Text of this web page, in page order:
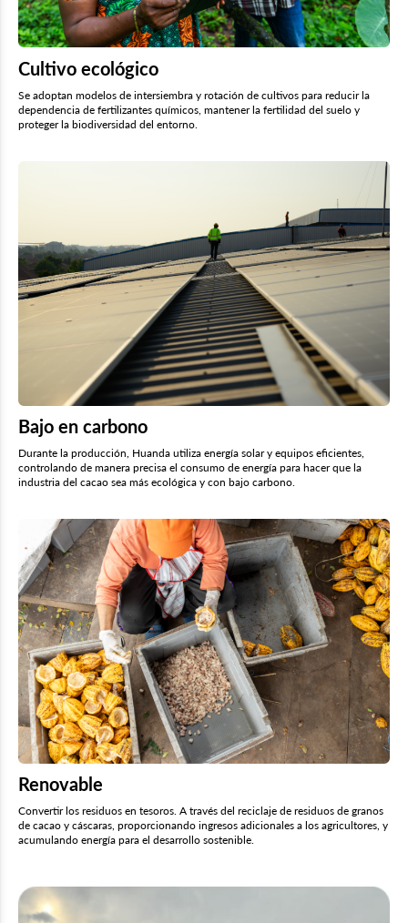
Cultivo ecológico
Se adoptan modelos de intersiembra y rotación de cultivos para reducir la
dependencia de fertilizantes químicos, mantener la fertilidad del suelo y
proteger la biodiversidad del entorno.
Bajo en carbono
Durante la producción, Huanda utiliza energía solar y equipos eficientes,
controlando de manera precisa el consumo de energía para hacer que la
industria del cacao sea más ecológica y con bajo carbono.
Renovable
Convertir los residuos en tesoros. A través del reciclaje de residuos de granos
de cacao y cáscaras, proporcionando ingresos adicionales a los agricultores, y
acumulando energía para el desarrollo sostenible.